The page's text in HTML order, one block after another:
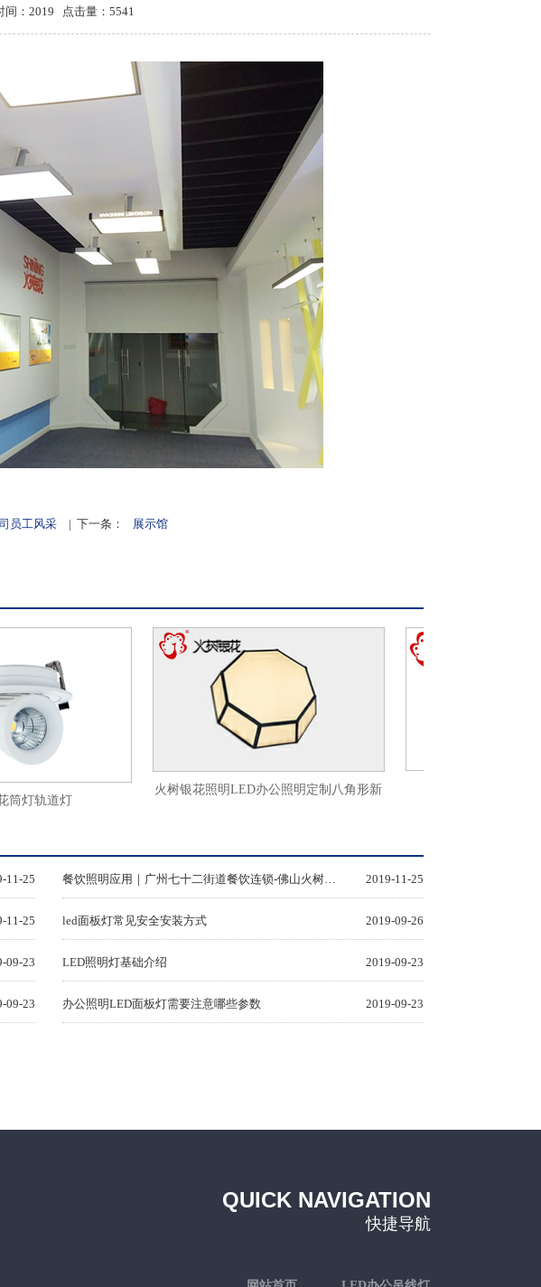
间：2019 点击量：5541
员工风采 | 下一条： 展示馆
轨道灯
火树银花照明LED办公照明定制八角形新
11-25 餐饮照明应用｜广州七十二街道餐饮连锁-佛山火树银花照明 2019-11-25
11-25 led面板灯常见安全安装方式 2019-09-26
09-23 LED照明灯基础介绍 2019-09-23
09-23 办公照明LED面板灯需要注意哪些参数 2019-09-23
QUICK NAVIGATION
快捷导航